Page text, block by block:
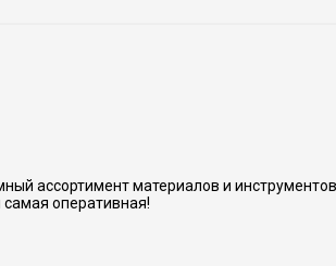
ассортимент материалов и
оперативная!